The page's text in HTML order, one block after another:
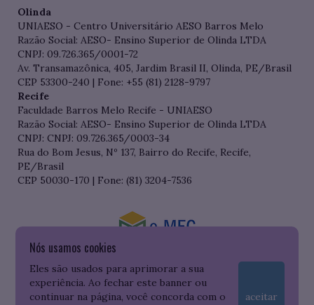
Nós usamos cookies
Eles são usados para aprimorar a sua
experiência. Ao fechar este banner ou
continuar na página, você concorda com o
aceitar
Olinda
UNIAESO - Centro Universitário AESO Barros Melo
Razão Social: AESO- Ensino Superior de Olinda LTDA
CNPJ: 09.726.365/0001-72
Av. Transamazônica, 405, Jardim Brasil II, Olinda, PE/Brasil
CEP 53300-240 | Fone: +55 (81) 2128-9797
Recife
Faculdade Barros Melo Recife - UNIAESO
Razão Social: AESO- Ensino Superior de Olinda LTDA
CNPJ: CNPJ: 09.726.365/0003-34
Rua do Bom Jesus, Nº 137, Bairro do Recife, Recife,
PE/Brasil
CEP 50030-170 | Fone: (81) 3204-7536
Consulte o cadastro da Instituição no Sistema do e-MEC